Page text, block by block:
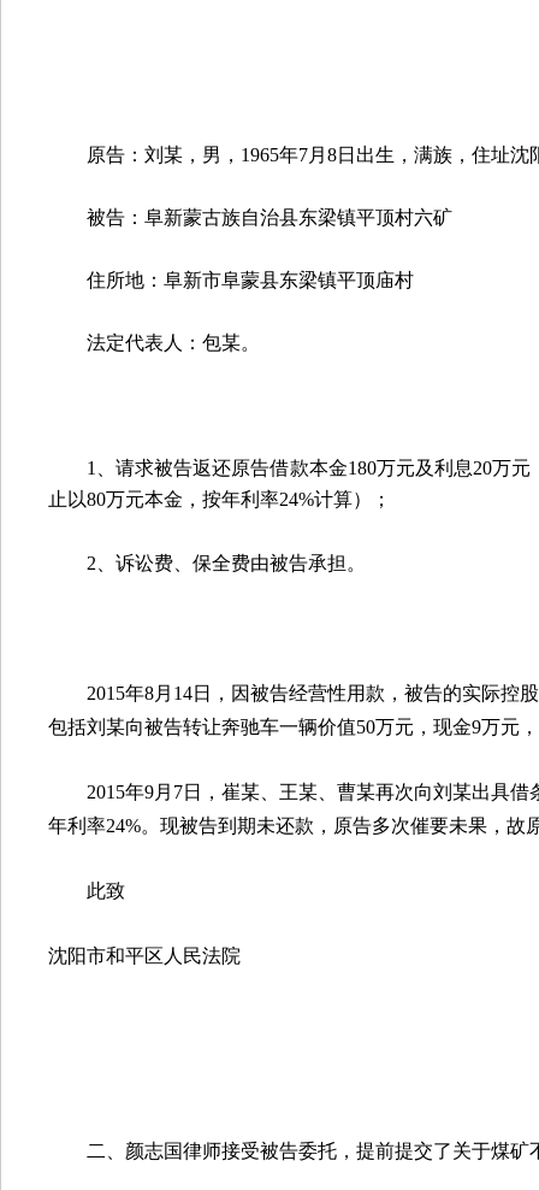
原告：刘某，男， 1965年7月 8日出生，满族，住址沈
被告：阜新蒙古族自治县东梁镇平顶村六矿
住所地：阜新市阜蒙县东梁镇平顶庙村
法定代表人：包某。
1 、请求被告返还原告借款本金180万元及利息20万元
止以80万元本金，按年利率24%计算）；
2 、诉讼费、保全费由被告承担。
2015年8月 14日，因被告经营性用款，被告的实际控
包括刘某向被告转让奔驰车一辆价值50万元，现金9万元
2015年9月 7日，崔某、王某、曹某再次向刘某出具
年利率24%。现被告到期未还款，原告多次催要未果，
此致
沈阳市和平区人民法院
二、颜志国律师接受被告委托，提前提交了关于煤